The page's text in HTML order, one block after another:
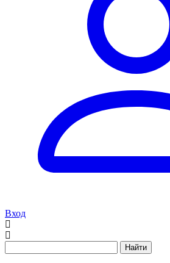
Вход
Найти